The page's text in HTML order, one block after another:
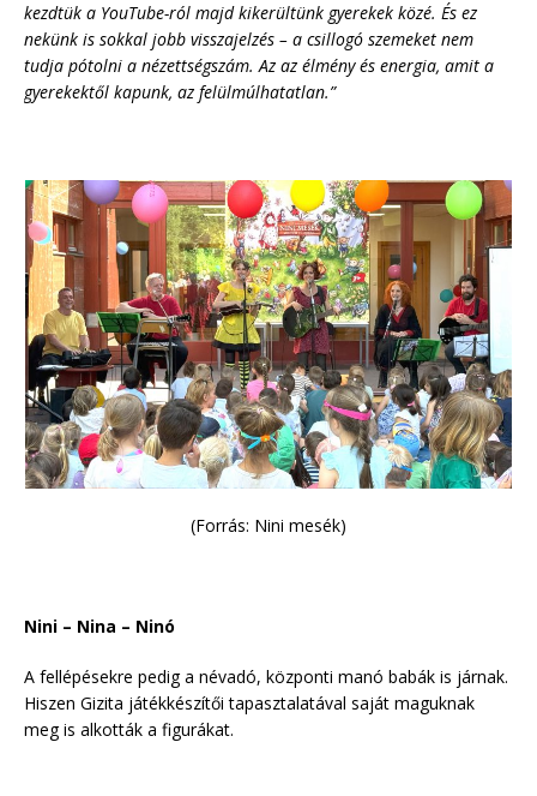
kezdtük a YouTube-ról majd kikerültünk gyerekek közé. És ez
nekünk is sokkal jobb visszajelzés – a csillogó szemeket nem
tudja pótolni a nézettségszám. Az az élmény és energia, amit a
gyerekektől kapunk, az felülmúlhatatlan.”
(Forrás: Nini mesék)
Nini – Nina – Ninó
A fellépésekre pedig a névadó, központi manó babák is járnak.
Hiszen Gizita játékkészítői tapasztalatával saját maguknak
meg is alkották a figurákat.